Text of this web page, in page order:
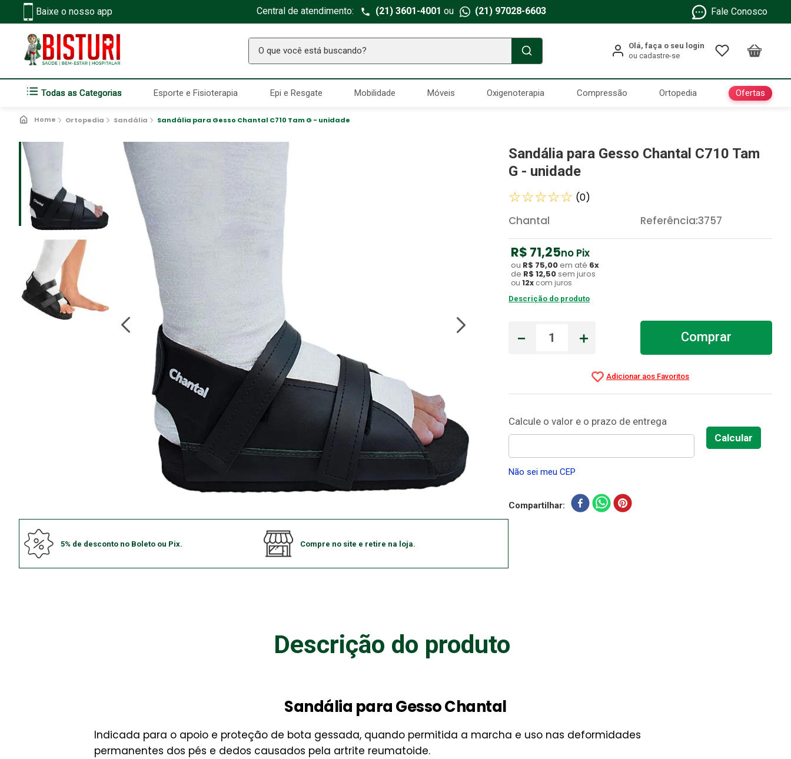
Baixe o nosso app Central de atendimento: (21) 3601-4001 ou (21) 97028-6603 Fale Conosco
O que você está buscando?
Todas as Categorias Esporte e Fisioterapia Epi e Resgate Mobilidade Móveis Oxigenoterapia Compressão Ortopedia Ofertas
Ortopedia Sandália Sandália para Gesso Chantal C710 Tam G - unidade
5% de desconto no Boleto ou Pix. Compre no site e retire na loja.
Sandália para Gesso Chantal C710 Tam
G - unidade
☆☆☆☆☆ (0)
Chantal Referência:3757
R$ 71,25no Pix
ou R$ 75,00em até 6x
de R$ 12,50 sem juros
ou 12x com juros
Descrição do produto
＋
－ Comprar
Não sei meu CEP
Compartilhar
Descrição do produto
Sandália para Gesso Chantal
Indicada para o apoio e proteção de bota gessada, quando permitida a marcha e uso nas deformidades
permanentes dos pés e dedos causados pela artrite reumatoide.
TERMOS MAIS BUSCADOS
Seringa Insulina
2º Fralda Geriatrica
3º
Estetoscopio Littmann
Littmann